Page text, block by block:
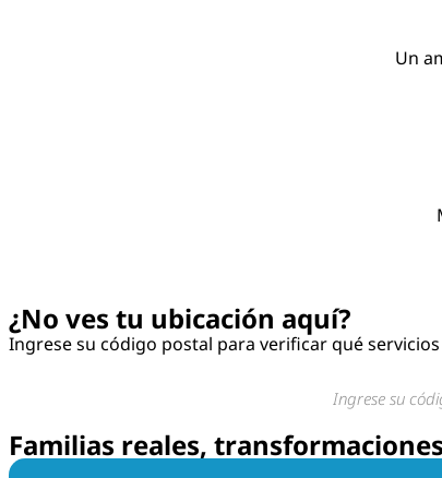
Un
¿No ves tu ubicación aquí?
Ingrese su código postal para verificar qué
Familias reales,